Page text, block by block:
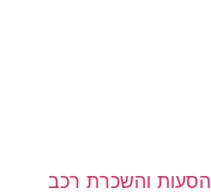
הסעות והשכרת רכב